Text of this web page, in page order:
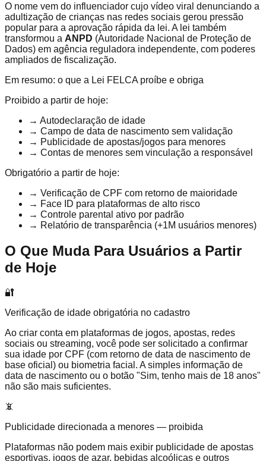
O nome vem do influenciador cujo vídeo viral denunciando a
adultização de crianças nas redes sociais gerou pressão
popular para a aprovação rápida da lei. A lei também
transformou a ANPD (Autoridade Nacional de Proteção de
Dados) em agência reguladora independente, com poderes
ampliados de fiscalização.
Em resumo: o que a Lei FELCA proíbe e obriga
Proibido a partir de hoje:
→ Autodeclaração de idade
→ Campo de data de nascimento sem validação
→ Publicidade de apostas/jogos para menores
→ Contas de menores sem vinculação a responsável
Obrigatório a partir de hoje:
→ Verificação de CPF com retorno de maioridade
→ Face ID para plataformas de alto risco
→ Controle parental ativo por padrão
→ Relatório de transparência (+1M usuários menores)
O Que Muda Para Usuários a Partir
de Hoje
🔐
Verificação de idade obrigatória no cadastro
Ao criar conta em plataformas de jogos, apostas, redes
sociais ou streaming, você pode ser solicitado a confirmar
sua idade por CPF (com retorno de data de nascimento de
base oficial) ou biometria facial. A simples informação de
data de nascimento ou o botão "Sim, tenho mais de 18 anos"
não são mais suficientes.
📵
Publicidade direcionada a menores — proibida
Plataformas não podem mais exibir publicidade de apostas
esportivas, jogos de azar, bebidas alcoólicas e outros